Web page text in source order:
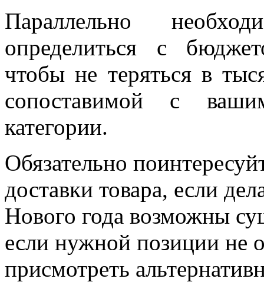
Параллельно
определиться с
чтобы не теряться в
сопоставимой с
категории.
Обязательно
доставки товара, если
Нового года возможны
если нужной позиции не
присмотреть